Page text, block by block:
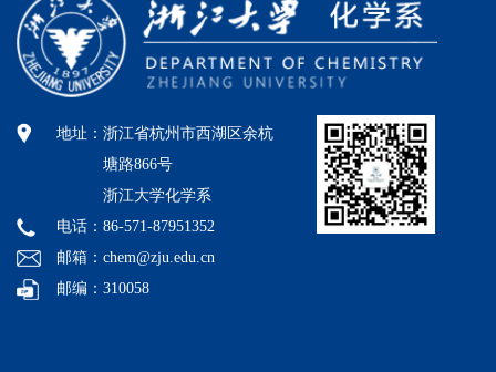
地址： 浙江省杭州市西湖区余杭
塘路866号
浙江大学化学系
电话：86-571-87951352
邮箱：chem@zju.edu.cn
邮编：310058